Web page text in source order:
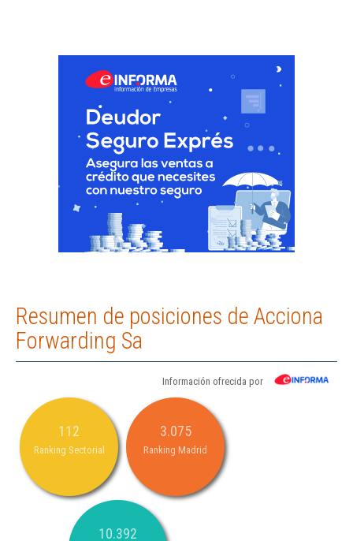
Resumen de posiciones de Acciona
Forwarding Sa
Información ofrecida por
112
Ranking Sectorial
3.075
Ranking Madrid
10.392